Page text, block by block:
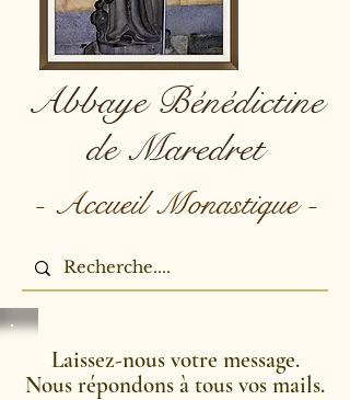
Abbaye Bénédictine
de Maredret
- Accueil Monastique -
Laissez-nous votre message.
Nous répondons à tous vos mails.